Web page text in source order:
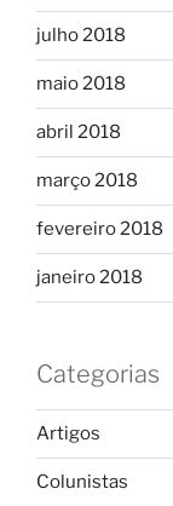
julho 2018
maio 2018
abril 2018
março 2018
fevereiro 2018
janeiro 2018
Categorias
Artigos
Colunistas